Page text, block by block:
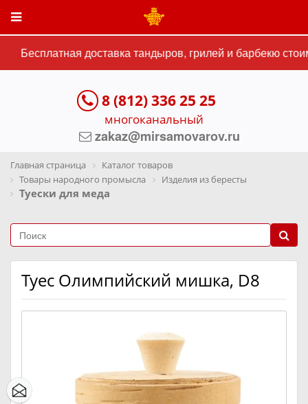
Бесплатная доставка тандыров, грилей и барбекю
8 (812) 336 25 25
многоканальный
zakaz@mirsamovarov.ru
Главная страница
Каталог товаров
Товары народного промысла
Изделия из бересты
Туески для меда
Туес Олимпийский мишка, D8